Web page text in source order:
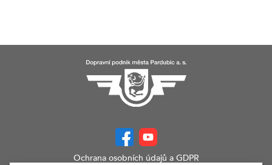
Ochrana osobních údajů a GDPR